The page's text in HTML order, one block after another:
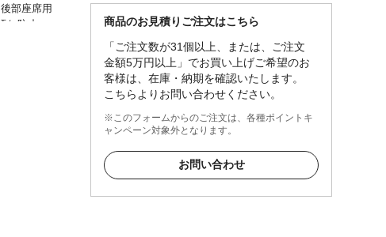
商品のお見積りご注文はこちら
「ご注文数が31個以上、または、ご注文
金額5万円以上」でお買い上げご希望のお
客様は、在庫・納期を確認いたします。
こちらよりお問い合わせください。
※このフォームからのご注文は、各種ポイントキ
ャンペーン対象外となります。
お問い合わせ
部座席用
れ防止、